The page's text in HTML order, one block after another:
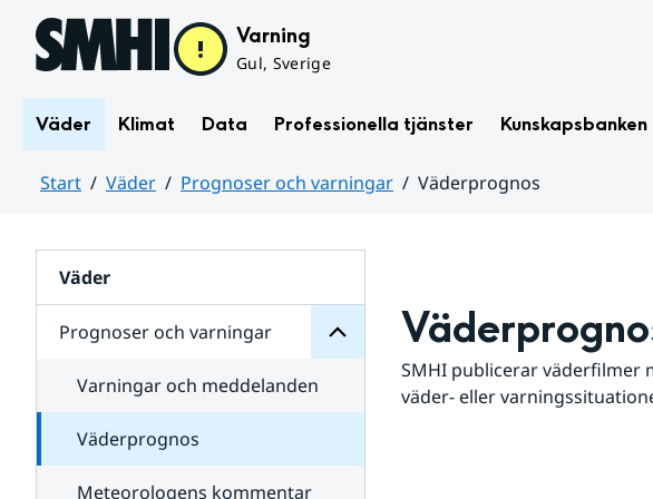
Hoppa till sidans innehåll Varning
Gul, Sverige
Väder Klimat Data Professionella tjänster Kunskapsbanken
Start Väder Prognoser och varningar
Väderprognos
Väder
Prognoser och varningar
för
varningar
Varningar och meddelanden
Väderprognos
Meteorologens kommentar
SMHI publicerar väderfilmer
väder- eller